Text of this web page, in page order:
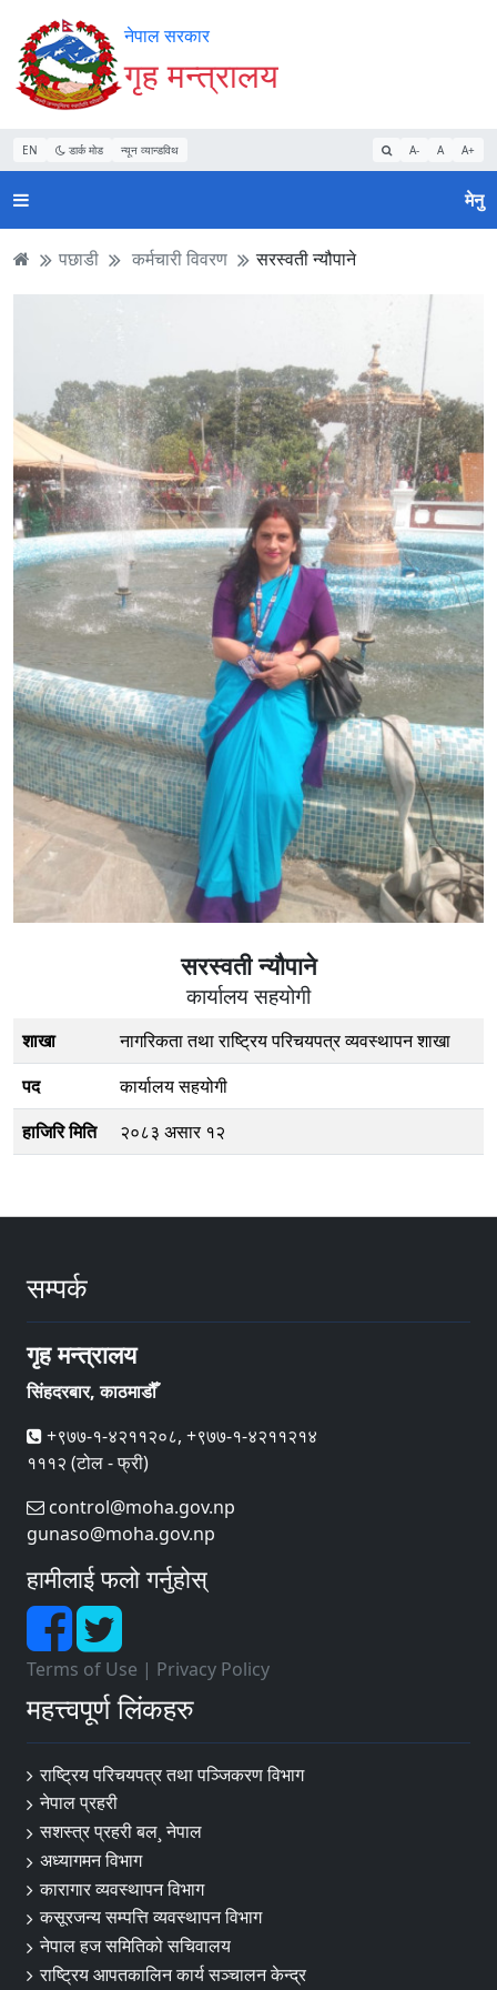
Accessibility
Mode
सुरु
गर्नुहोस्
सामाग्री
पढ्नुहाेस्
नेभिगेसन
पढ्नुहाेस्
वेबसाइट
खोजमा
जानुहोस्
नेपाल सरकार
गृह मन्त्रालय
EN डार्क मोड न्यून व्यान्डविथ A- A A+
मेनु
पछाडी कर्मचारी विवरण सरस्वती न्यौपाने
सरस्वती न्यौपाने
कार्यालय सहयोगी
शाखा
नागरिकता तथा राष्ट्रिय परिचयपत्र व्यवस्थापन शाखा
पद
कार्यालय सहयोगी
हाजिरि मिति
२०८३ असार १२
सम्पर्क
गृह मन्त्रालय
सिंहदरबार, काठमाडौँ
+९७७-१-४२११२०८, +९७७-१-४२११२१४
१११२ (टोल - फ्री)
control@moha.gov.np
gunaso@moha.gov.np
हामीलाई फलो गर्नुहोस्
Terms of Use | Privacy Policy
महत्त्वपूर्ण लिंकहरु
राष्ट्रिय परिचयपत्र तथा पञ्‍जिकरण विभाग
नेपाल प्रहरी
सशस्त्र प्रहरी बल¸ नेपाल
अध्यागमन विभाग
कारागार व्यवस्थापन विभाग
कसूरजन्य सम्पत्ति व्यवस्थापन विभाग
नेपाल हज समितिको सचिवालय
राष्ट्रिय आपतकालिन कार्य सञ्चालन केन्द्र